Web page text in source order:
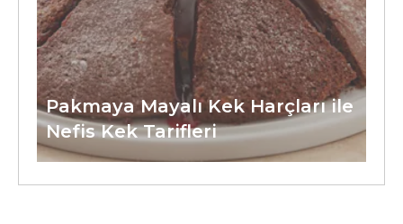
Pakmaya Mayalı Kek Harçları ile
Nefis Kek Tarifleri